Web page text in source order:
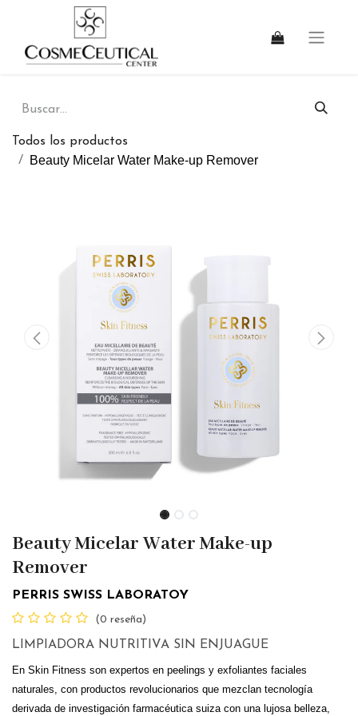
Todos los productos
Beauty Micelar Water Make-up Remover
Beauty Micelar Water Make-up
Remover
PERRIS SWISS LABORATOY
(0 reseña)
LIMPIADORA NUTRITIVA SIN ENJUAGUE
En Skin Fitness son expertos en peelings y exfoliantes faciales
naturales, con productos revolucionarios que mezclan tecnología
derivada de investigación farmacéutica suiza con una lujosa belleza,